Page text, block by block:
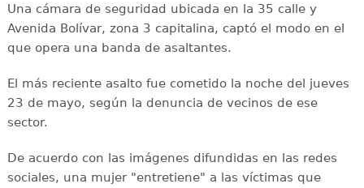
Una cámara de seguridad ubicada en la 35 calle y
Avenida Bolívar, zona 3 capitalina, captó el modo en el
que opera una banda de asaltantes.
El más reciente asalto fue cometido la noche del jueves
23 de mayo, según la denuncia de vecinos de ese
sector.
De acuerdo con las imágenes difundidas en las redes
sociales, una mujer "entretiene" a las víctimas que